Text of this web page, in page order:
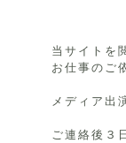
当サイトを
お仕事のご
メディア
ご連絡後３